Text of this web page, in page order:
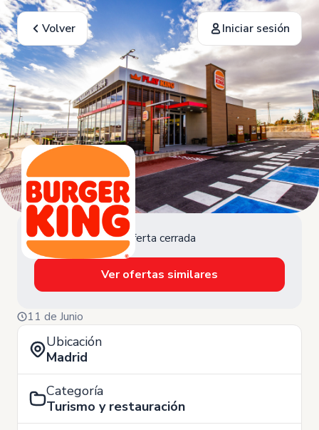
Volver Iniciar sesión
Oferta cerrada
Ver ofertas similares
11 de Junio
Ubicación
Madrid
Categoría
Turismo y restauración